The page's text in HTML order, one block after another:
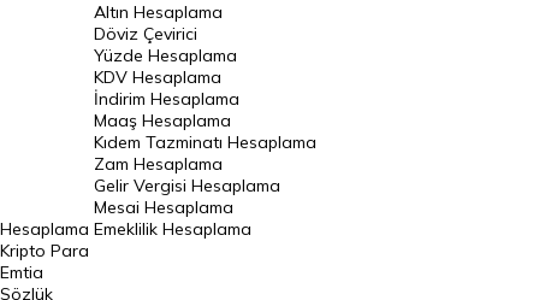
İsveç Kronu Kuru
Japon Yeni Kuru
Serbest Piyasa Döviz Kurları
Merkez Bankası Döviz Kurları
Altın Fiyatları
Gram Altın Fiyatı
Hesaplama
Altın Hesaplama
Döviz Çevirici
Yüzde Hesaplama
KDV Hesaplama
İndirim Hesaplama
Maaş Hesaplama
Kıdem Tazminatı Hesaplama
Zam Hesaplama
Gelir Vergisi Hesaplama
Mesai Hesaplama
Emeklilik Hesaplama
Kripto Para
Emtia
Sözlük